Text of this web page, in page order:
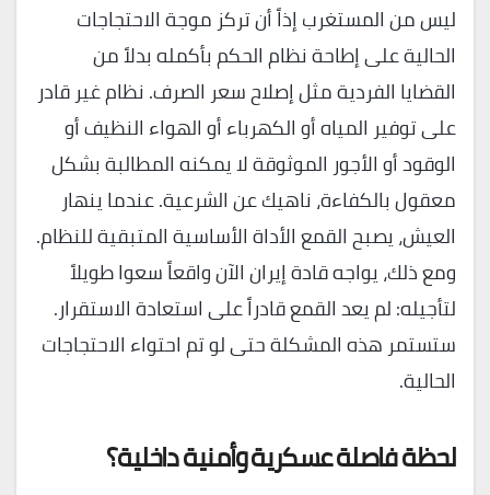
ليس من المستغرب إذاً أن تركز موجة الاحتجاجات
الحالية على إطاحة نظام الحكم بأكمله بدلاً من
القضايا الفردية مثل إصلاح سعر الصرف. نظام غير قادر
على توفير المياه أو الكهرباء أو الهواء النظيف أو
الوقود أو الأجور الموثوقة لا يمكنه المطالبة بشكل
معقول بالكفاءة، ناهيك عن الشرعية. عندما ينهار
العيش، يصبح القمع الأداة الأساسية المتبقية للنظام.
ومع ذلك، يواجه قادة إيران الآن واقعاً سعوا طويلاً
لتأجيله: لم يعد القمع قادراً على استعادة الاستقرار.
ستستمر هذه المشكلة حتى لو تم احتواء الاحتجاجات
الحالية.
لحظة فاصلة عسكرية وأمنية داخلية؟